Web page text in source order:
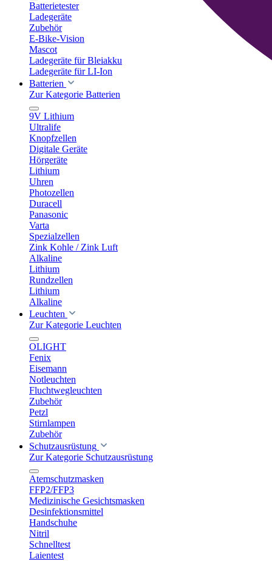
Batterietester
Ladegeräte
Zubehör
E-Bike-Vision
Mascot
Ladegeräte für Bleiakku
Ladegeräte für LI-Ion
Batterien
Zur Kategorie Batterien
9V Lithium
Ultralife
Knopfzellen
Digitale Geräte
Hörgeräte
Lithium
Uhren
Photozellen
Duracell
Panasonic
Varta
Spezialzellen
Zink Kohle / Zink Luft
Alkaline
Lithium
Rundzellen
Lithium
Alkaline
Leuchten
Zur Kategorie Leuchten
OLIGHT
Fenix
Eisemann
Notleuchten
Fluchtwegleuchten
Zubehör
Petzl
Stirnlampen
Zubehör
Schutzausrüstung
Zur Kategorie Schutzausrüstung
Atemschutzmasken
FFP2/FFP3
Medizinische Gesichtsmasken
Desinfektionsmittel
Handschuhe
Nitril
Schnelltest
Laientest